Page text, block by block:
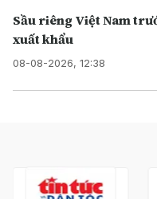
Sầu riêng Việt Nam
xuất khẩu
08-08-2026, 12:38